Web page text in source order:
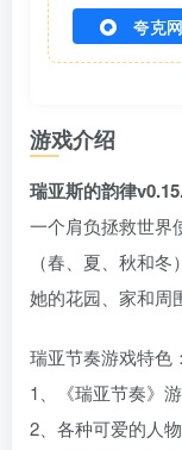
夸克
游戏介绍
瑞亚斯的韵律
一个肩负拯救世界
（春、夏、秋和
她的花园、家和周
瑞亚节奏游戏特色：
1、《瑞亚节奏》
2、各种可爱的人